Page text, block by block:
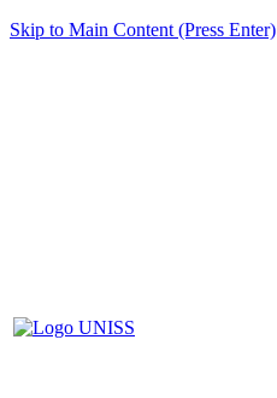
Skip to Main Content (Press Enter)